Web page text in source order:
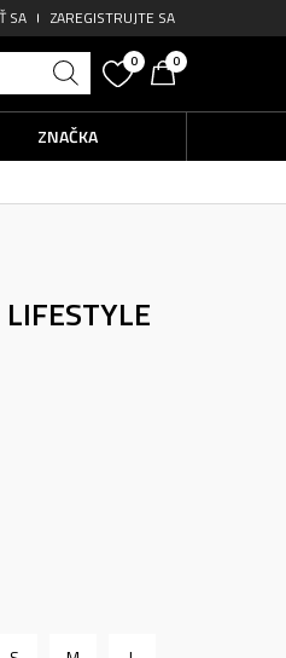
SA ZAREGISTRUJTE SA
0 0
ZNAČKA